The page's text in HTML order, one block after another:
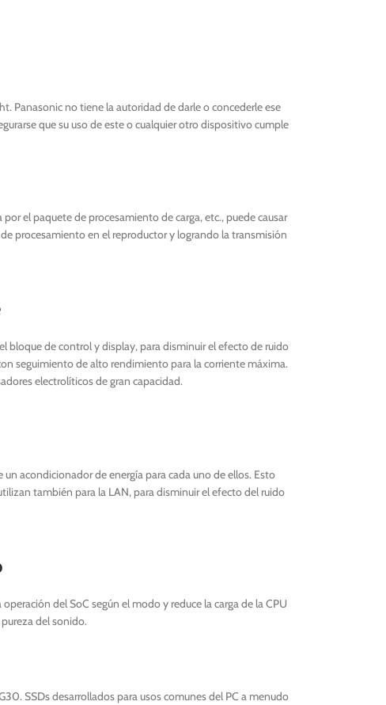
Panasonic no tiene la autoridad de darle o concederle ese
que su uso de este o cualquier otro dispositivo cumple
el paquete de procesamiento de carga, etc., puede causar
procesamiento en el reproductor y logrando la transmisión
bloque de control y display, para disminuir el efecto de ruido
seguimiento de alto rendimiento para la corriente máxima.
electrolíticos de gran capacidad.
acondicionador de energía para cada uno de ellos. Esto
también para la LAN, para disminuir el efecto del ruido
del SoC según el modo y reduce la carga de la CPU
del sonido.
SSDs desarrollados para usos comunes del PC a menudo